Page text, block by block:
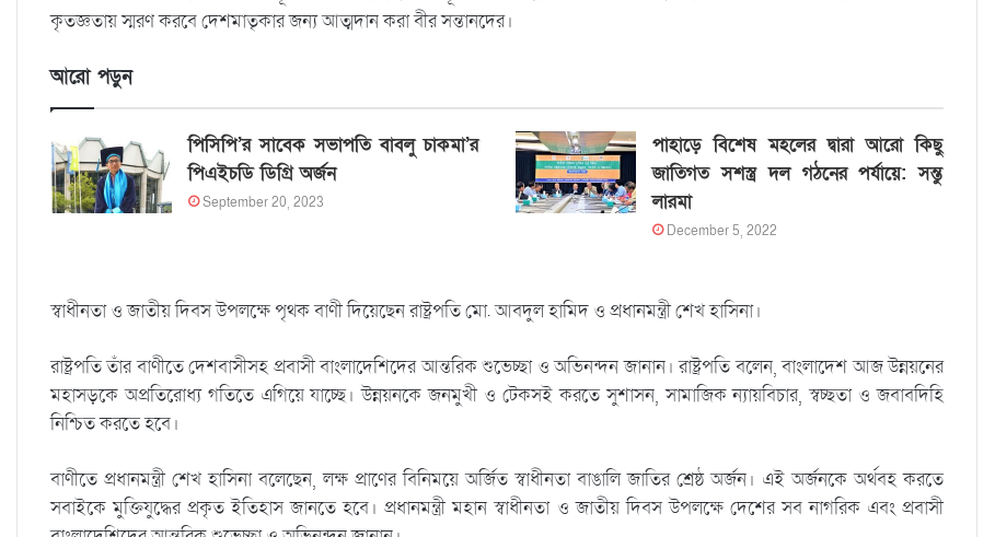
কৃতজ্ঞতায় স্মরণ করবে দেশমাতৃকার জন্য আত্মদান করা বীর সন্তানদের।
আরো পড়ুন
পিসিপি’র সাবেক সভাপতি বাবলু চাকমা’র
পিএইচডি ডিগ্রি অর্জন
September 20, 2023
পাহাড়ে বিশেষ মহলের দ্বারা আরো কিছু
জাতিগত সশস্ত্র দল গঠনের পর্যায়ে: সন্তু
লারমা
December 5, 2022
স্বাধীনতা ও জাতীয় দিবস উপলক্ষে পৃথক বাণী দিয়েছেন রাষ্ট্রপতি মো. আবদুল হামিদ ও প্রধানমন্ত্রী শেখ হাসিনা।
রাষ্ট্রপতি তাঁর বাণীতে দেশবাসীসহ প্রবাসী বাংলাদেশিদের আন্তরিক শুভেচ্ছা ও অভিনন্দন জানান। রাষ্ট্রপতি বলেন, বাংলাদেশ আজ উন্নয়নের
মহাসড়কে অপ্রতিরোধ্য গতিতে এগিয়ে যাচ্ছে। উন্নয়নকে জনমুখী ও টেকসই করতে সুশাসন, সামাজিক ন্যায়বিচার, স্বচ্ছতা ও জবাবদিহি
নিশ্চিত করতে হবে।
বাণীতে প্রধানমন্ত্রী শেখ হাসিনা বলেছেন, লক্ষ প্রাণের বিনিময়ে অর্জিত স্বাধীনতা বাঙালি জাতির শ্রেষ্ঠ অর্জন। এই অর্জনকে অর্থবহ করতে
সবাইকে মুক্তিযুদ্ধের প্রকৃত ইতিহাস জানতে হবে। প্রধানমন্ত্রী মহান স্বাধীনতা ও জাতীয় দিবস উপলক্ষে দেশের সব নাগরিক এবং প্রবাসী